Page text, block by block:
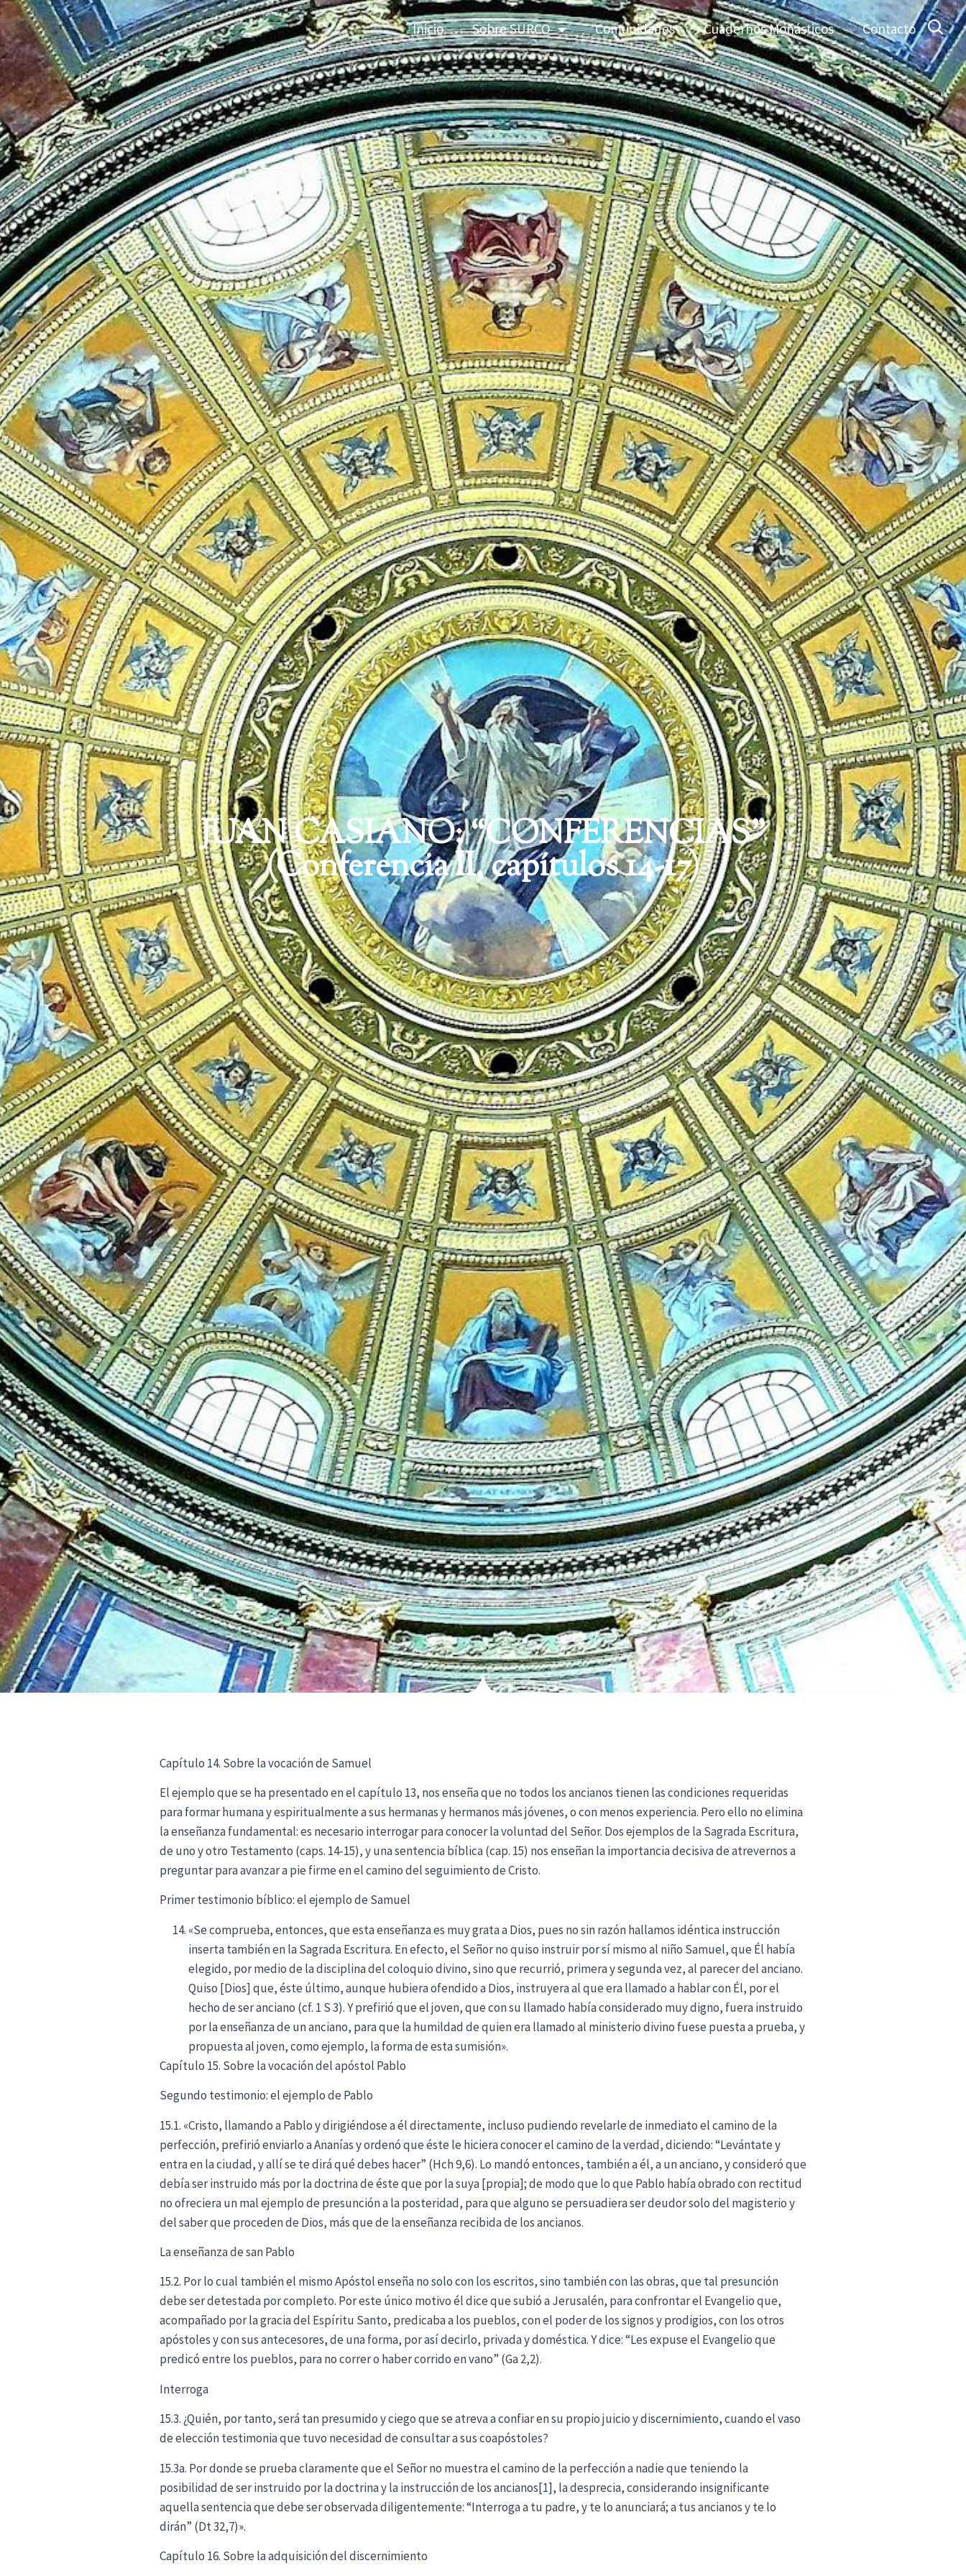
Inicio Sobre SURCO Comunidades Cuadernos Monásticos Contacto
JUAN CASIANO: “CONFERENCIAS”
(Conferencia II, capítulos 14-17)
Capítulo 14. Sobre la vocación de Samuel
El ejemplo que se ha presentado en el capítulo 13, nos enseña que no todos los ancianos tienen las condiciones requeridas
para formar humana y espiritualmente a sus hermanas y hermanos más jóvenes, o con menos experiencia. Pero ello no elimina
la enseñanza fundamental: es necesario interrogar para conocer la voluntad del Señor. Dos ejemplos de la Sagrada Escritura,
de uno y otro Testamento (caps. 14-15), y una sentencia bíblica (cap. 15) nos enseñan la importancia decisiva de atrevernos a
preguntar para avanzar a pie firme en el camino del seguimiento de Cristo.
Primer testimonio bíblico: el ejemplo de Samuel
«Se comprueba, entonces, que esta enseñanza es muy grata a Dios, pues no sin razón hallamos idéntica instrucción
inserta también en la Sagrada Escritura. En efecto, el Señor no quiso instruir por sí mismo al niño Samuel, que Él había
elegido, por medio de la disciplina del coloquio divino, sino que recurrió, primera y segunda vez, al parecer del anciano.
Quiso [Dios] que, éste último, aunque hubiera ofendido a Dios, instruyera al que era llamado a hablar con Él, por el
hecho de ser anciano (cf. 1 S 3). Y prefirió que el joven, que con su llamado había considerado muy digno, fuera instruido
por la enseñanza de un anciano, para que la humildad de quien era llamado al ministerio divino fuese puesta a prueba, y
propuesta al joven, como ejemplo, la forma de esta sumisión».
Capítulo 15. Sobre la vocación del apóstol Pablo
Segundo testimonio: el ejemplo de Pablo
15.1. «Cristo, llamando a Pablo y dirigiéndose a él directamente, incluso pudiendo revelarle de inmediato el camino de la
perfección, prefirió enviarlo a Ananías y ordenó que éste le hiciera conocer el camino de la verdad, diciendo: “Levántate y
entra en la ciudad, y allí se te dirá qué debes hacer” (Hch 9,6). Lo mandó entonces, también a él, a un anciano, y consideró que
debía ser instruido más por la doctrina de éste que por la suya [propia]; de modo que lo que Pablo había obrado con rectitud
no ofreciera un mal ejemplo de presunción a la posteridad, para que alguno se persuadiera ser deudor solo del magisterio y
del saber que proceden de Dios, más que de la enseñanza recibida de los ancianos.
La enseñanza de san Pablo
15.2. Por lo cual también el mismo Apóstol enseña no solo con los escritos, sino también con las obras, que tal presunción
debe ser detestada por completo. Por este único motivo él dice que subió a Jerusalén, para confrontar el Evangelio que,
acompañado por la gracia del Espíritu Santo, predicaba a los pueblos, con el poder de los signos y prodigios, con los otros
apóstoles y con sus antecesores, de una forma, por así decirlo, privada y doméstica. Y dice: “Les expuse el Evangelio que
predicó entre los pueblos, para no correr o haber corrido en vano” (Ga 2,2).
Interroga
15.3. ¿Quién, por tanto, será tan presumido y ciego que se atreva a confiar en su propio juicio y discernimiento, cuando el vaso
de elección testimonia que tuvo necesidad de consultar a sus coapóstoles?
15.3a. Por donde se prueba claramente que el Señor no muestra el camino de la perfección a nadie que teniendo la
posibilidad de ser instruido por la doctrina y la instrucción de los ancianos[1], la desprecia, considerando insignificante
aquella sentencia que debe ser observada diligentemente: “Interroga a tu padre, y te lo anunciará; a tus ancianos y te lo
dirán” (Dt 32,7)».
Capítulo 16. Sobre la adquisición del discernimiento